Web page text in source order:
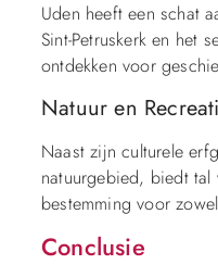
Uden heeft een schat
Sint-Petruskerk en het
ontdekken voor
Natuur en
Naast zijn culturele
natuurgebied, biedt tal
bestemming voor
Conclusie